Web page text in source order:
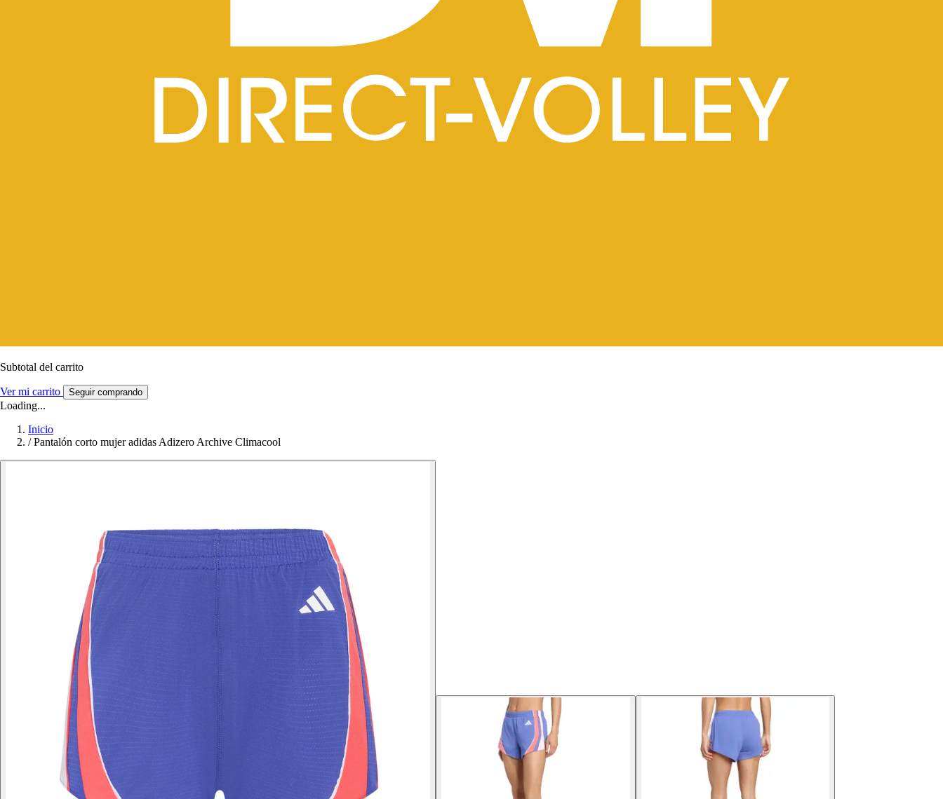
Subtotal del carrito
Ver mi carrito Seguir comprando
Loading...
Inicio
/ Pantalón corto mujer adidas Adizero Archive Climacool